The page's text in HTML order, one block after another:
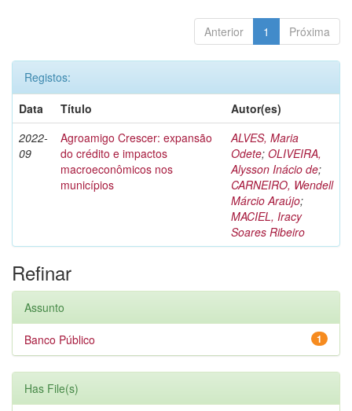
Anterior 1 Próxima
Registos:
Data
Título
Autor(es)
2022-
09
Agroamigo Crescer: expansão
do crédito e impactos
macroeconômicos nos
municípios
ALVES, Maria
Odete; OLIVEIRA,
Alysson Inácio de;
CARNEIRO, Wendell
Márcio Araújo;
MACIEL, Iracy
Soares Ribeiro
Refinar
Assunto
1
Banco Público
Has File(s)